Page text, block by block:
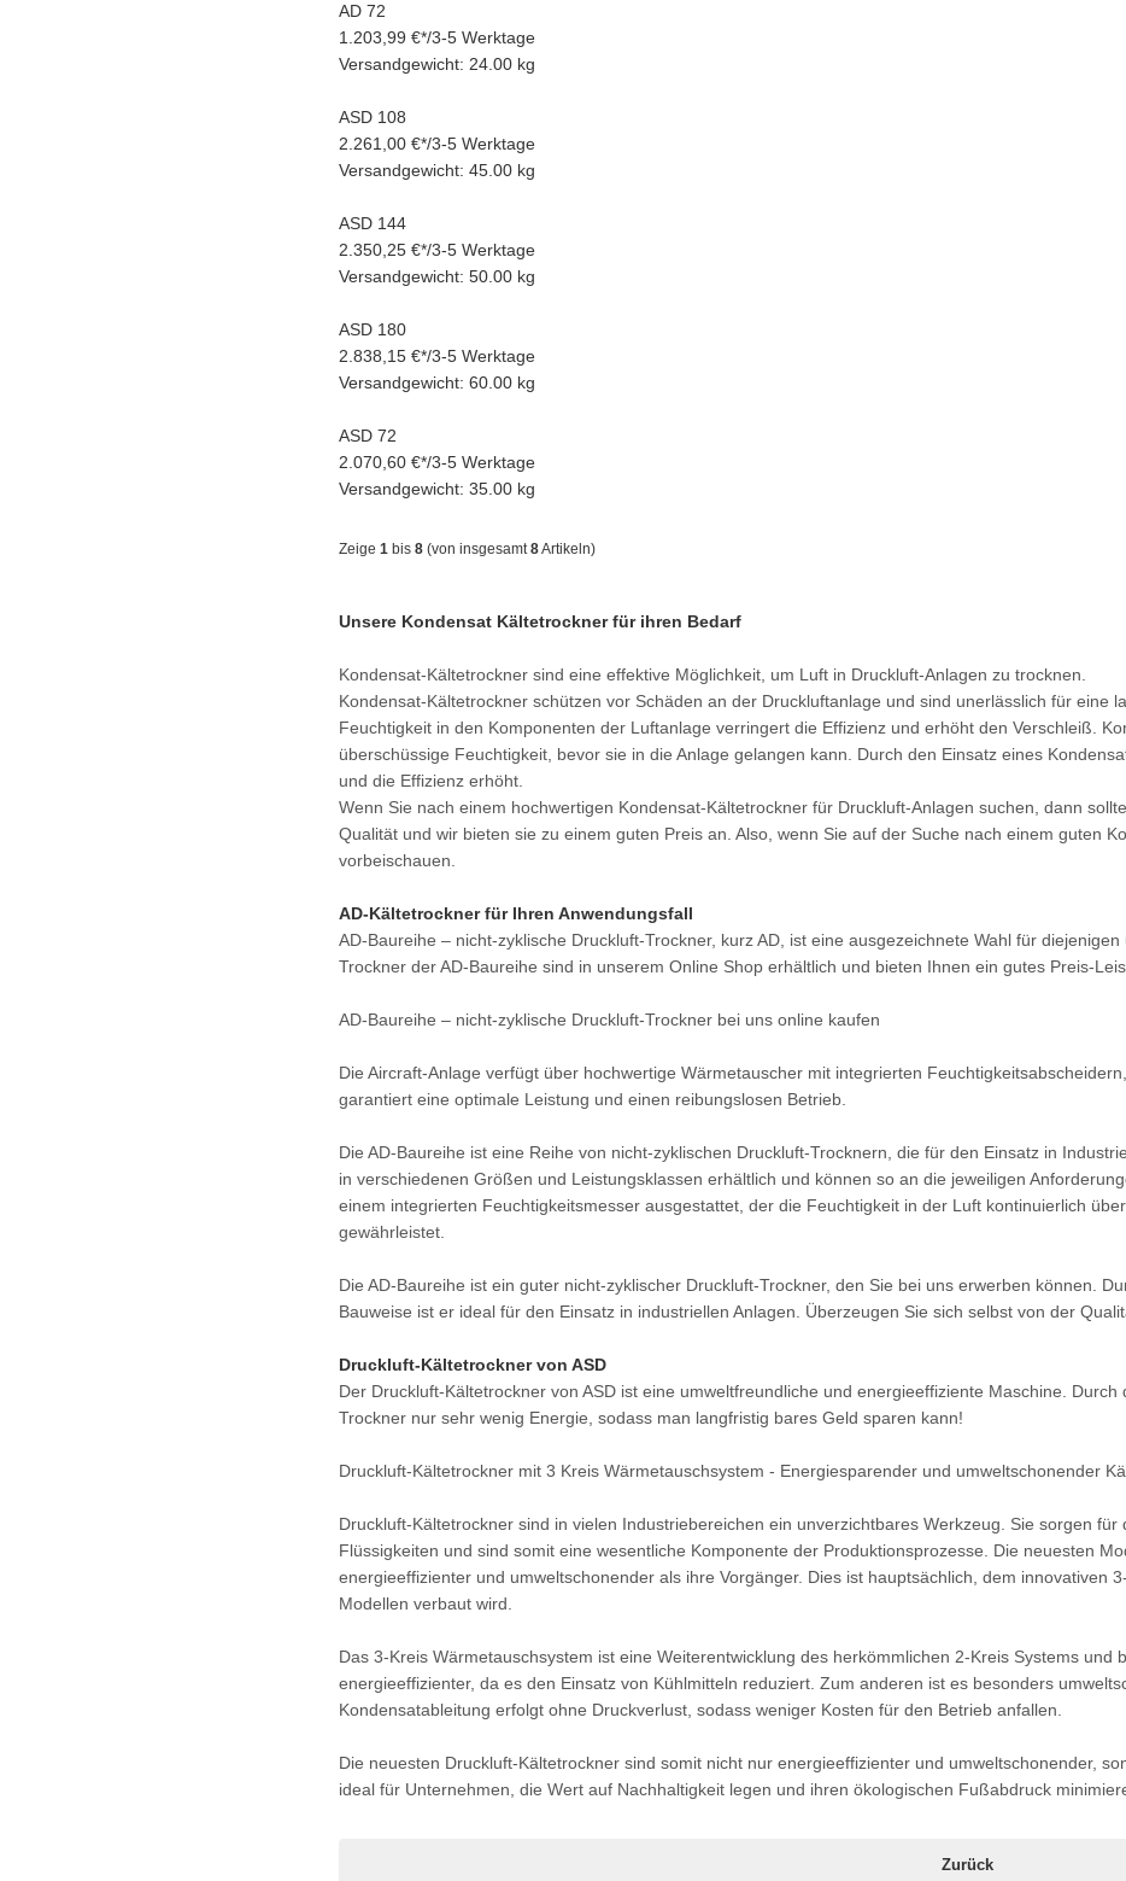
AD 72
1.203,99 €*/3-5 Werktage
Versandgewicht: 24.00 kg
ASD 108
2.261,00 €*/3-5 Werktage
Versandgewicht: 45.00 kg
ASD 144
2.350,25 €*/3-5 Werktage
Versandgewicht: 50.00 kg
ASD 180
2.838,15 €*/3-5 Werktage
Versandgewicht: 60.00 kg
ASD 72
2.070,60 €*/3-5 Werktage
Versandgewicht: 35.00 kg
Zeige 1bis 8(von insgesamt8Artikeln)
Unsere Kondensat Kältetrockner für ihren Bedarf
Kondensat-Kältetrockner sind eine effektive Möglichkeit, um Luft in Druckluft-Anlagen zu trocknen.
Kondensat-Kältetrockner schützen vor Schäden an der Druckluftanlage und sind unerlässlich für eine
Feuchtigkeit in den Komponenten der Luftanlage verringert die Effizienz und erhöht den Verschleiß.
überschüssige Feuchtigkeit, bevor sie in die Anlage gelangen kann. Durch den Einsatz eines
und die Effizienz erhöht.
Wenn Sie nach einem hochwertigen Kondensat-Kältetrockner für Druckluft-Anlagen suchen, dann
Qualität und wir bieten sie zu einem guten Preis an. Also, wenn Sie auf der Suche nach einem guten
vorbeischauen.
AD-Kältetrockner für Ihren Anwendungsfall
AD-Baureihe – nicht-zyklische Druckluft-Trockner, kurz AD, ist eine ausgezeichnete Wahl für
Trockner der AD-Baureihe sind in unserem Online Shop erhältlich und bieten Ihnen ein gutes Preis-
AD-Baureihe – nicht-zyklische Druckluft-Trockner bei uns online kaufen
Die Aircraft-Anlage verfügt über hochwertige Wärmetauscher mit integrierten
garantiert eine optimale Leistung und einen reibungslosen Betrieb.
Die AD-Baureihe ist eine Reihe von nicht-zyklischen Druckluft-Trocknern, die für den Einsatz in
in verschiedenen Größen und Leistungsklassen erhältlich und können so an die jeweiligen
einem integrierten Feuchtigkeitsmesser ausgestattet, der die Feuchtigkeit in der Luft kontinuierlich
gewährleistet.
Die AD-Baureihe ist ein guter nicht-zyklischer Druckluft-Trockner, den Sie bei uns erwerben können.
Bauweise ist er ideal für den Einsatz in industriellen Anlagen. Überzeugen Sie sich selbst von der
Druckluft-Kältetrockner von ASD
Der Druckluft-Kältetrockner von ASD ist eine umweltfreundliche und energieeffiziente Maschine.
Trockner nur sehr wenig Energie, sodass man langfristig bares Geld sparen kann!
Druckluft-Kältetrockner mit 3 Kreis Wärmetauschsystem - Energiesparender und umweltschonender
Druckluft-Kältetrockner sind in vielen Industriebereichen ein unverzichtbares Werkzeug. Sie sorgen
Flüssigkeiten und sind somit eine wesentliche Komponente der Produktionsprozesse. Die neuesten
energieeffizienter und umweltschonender als ihre Vorgänger. Dies ist hauptsächlich, dem innovativen
Modellen verbaut wird.
Das 3-Kreis Wärmetauschsystem ist eine Weiterentwicklung des herkömmlichen 2-Kreis Systems und
energieeffizienter, da es den Einsatz von Kühlmitteln reduziert. Zum anderen ist es besonders
Kondensatableitung erfolgt ohne Druckverlust, sodass weniger Kosten für den Betrieb anfallen.
Die neuesten Druckluft-Kältetrockner sind somit nicht nur energieeffizienter und umweltschonender,
ideal für Unternehmen, die Wert auf Nachhaltigkeit legen und ihren ökologischen Fußabdruck
Zurück